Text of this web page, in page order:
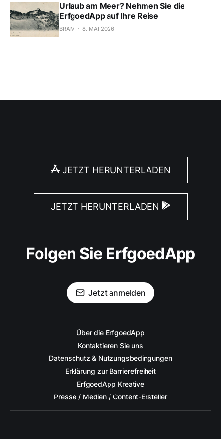
Urlaub am Meer? Nehmen Sie die
ErfgoedApp auf Ihre Reise
BRAM 8. MAI 2026
JETZT HERUNTERLADEN
JETZT HERUNTERLADEN
Folgen Sie ErfgoedApp
Jetzt anmelden
Über die ErfgoedApp
Kontaktieren Sie uns
Datenschutz & Nutzungsbedingungen
Erklärung zur Barrierefreiheit
ErfgoedApp Kreative
Presse / Medien / Content-Ersteller